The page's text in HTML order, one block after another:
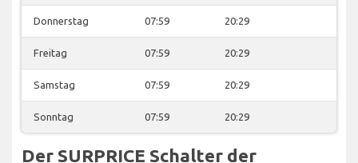
Donnerstag 07:59 20:29
Freitag 07:59 20:29
Samstag 07:59 20:29
Sonntag 07:59 20:29
Der SURPRICE Schalter der